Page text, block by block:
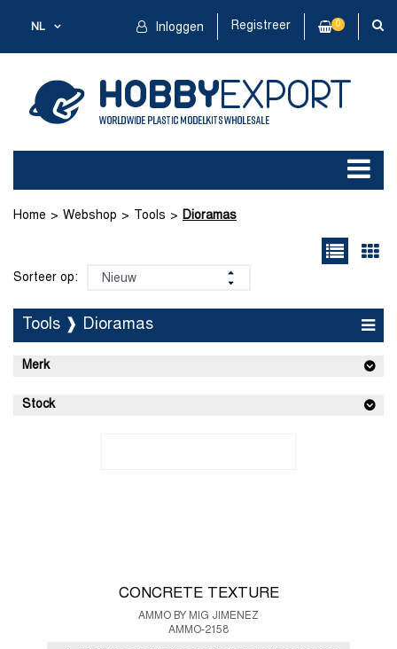
NL Inloggen Registreer 0
Home Webshop Tools Dioramas
Sorteer op:
Tools ❱ Dioramas
Merk
Stock
CONCRETE TEXTURE
AMMO BY MIG JIMENEZ
AMMO-2158